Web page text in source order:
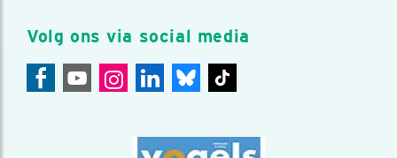
Volg ons via social media